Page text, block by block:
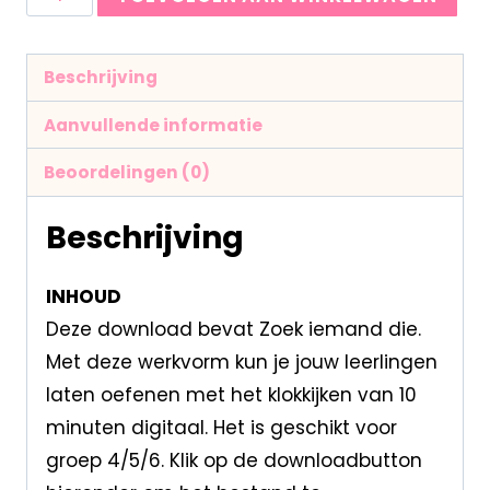
Beschrijving
Aanvullende informatie
Beoordelingen (0)
Beschrijving
INHOUD
Deze download bevat Zoek iemand die.
Met deze werkvorm kun je jouw leerlingen
laten oefenen met het klokkijken van 10
minuten digitaal. Het is geschikt voor
groep 4/5/6. Klik op de downloadbutton